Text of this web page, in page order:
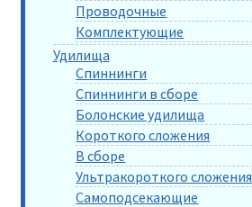
Проводочные
Комплектующие
Удилища
Спиннинги
Спиннинги в сборе
Болонские удилища
Короткого сложения
В сборе
Ультракороткого сложения
Самоподсекающие